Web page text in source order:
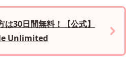
30日間無料！【公式】
Unlimited